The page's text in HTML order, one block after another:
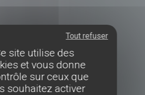
site utilise des
et vous donne
sur ceux que
souhaitez activer
Tout refuser